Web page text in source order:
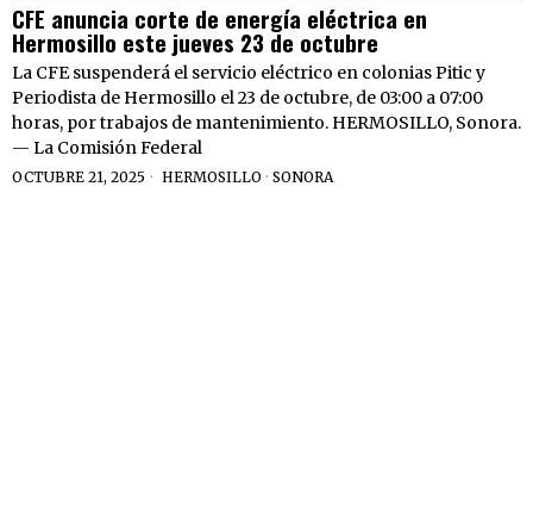
CFE anuncia corte de energía eléctrica en
Hermosillo este jueves 23 de octubre
La CFE suspenderá el servicio eléctrico en colonias Pitic y
Periodista de Hermosillo el 23 de octubre, de 03:00 a 07:00
horas, por trabajos de mantenimiento. HERMOSILLO, Sonora.
— La Comisión Federal
OCTUBRE 21, 2025 HERMOSILLO · SONORA